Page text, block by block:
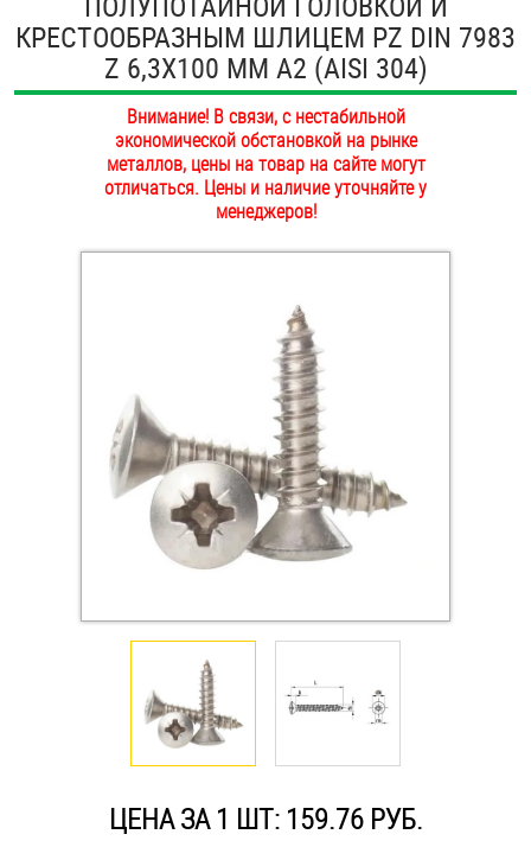
ОПЛАТА И ДОСТАВКА
НАШИ МАГАЗИНЫ
Втулки
Гайки
Дюбели
Дюймовый крепёж
Крюки, кольца с метрической резьбой
Крюки, кольца с шурупной резьбой
Саморезы и шурупы
КРЕСТООБРАЗНЫМ ШЛИЦЕМ PZ DIN 7983
Z 6,3Х100 ММ А2 (AISI 304)
Внимание! В связи, с нестабильной
экономической обстановкой на рынке
металлов, цены на товар на сайте могут
отличаться. Цены и наличие уточняйте у
менеджеров!
ЦЕНА ЗА 1 ШТ: 159.76 РУБ.